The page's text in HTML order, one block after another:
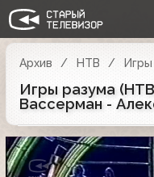
Архив НТВ Игры
Игры разума
Вассерман -